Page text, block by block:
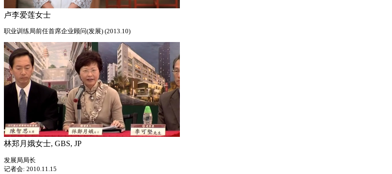
卢李爱莲女士
职业训练局前任首席企业顾问(发展) (2013.10)
林郑月娥女士, GBS, JP
发展局局长
记者会: 2010.11.15